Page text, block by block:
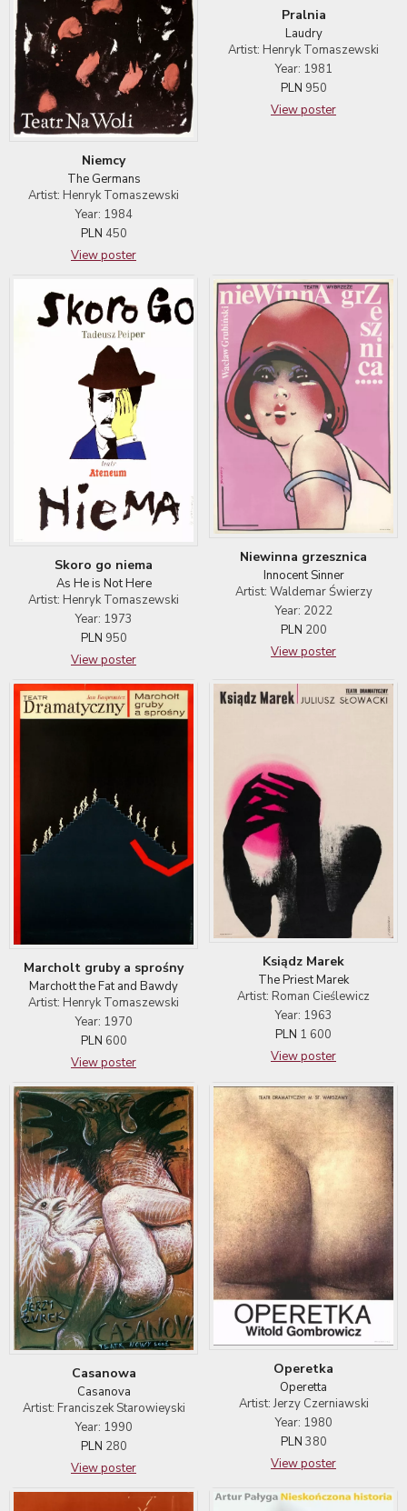
Niemcy
The Germans
Artist: Henryk Tomaszewski
Year: 1984
PLN 450
View poster
Pralnia
Laudry
Artist: Henryk Tomaszewski
Year: 1981
PLN 950
View poster
Skoro go niema
As He is Not Here
Artist: Henryk Tomaszewski
Year: 1973
PLN 950
View poster
Niewinna grzesznica
Innocent Sinner
Artist: Waldemar Świerzy
Year: 2022
PLN 200
View poster
Marcholt gruby a sprośny
Marchołt the Fat and Bawdy
Artist: Henryk Tomaszewski
Year: 1970
PLN 600
View poster
Ksiądz Marek
The Priest Marek
Artist: Roman Cieślewicz
Year: 1963
PLN 1 600
View poster
Casanowa
Casanova
Artist: Franciszek Starowieyski
Year: 1990
PLN 280
View poster
Operetka
Operetta
Artist: Jerzy Czerniawski
Year: 1980
PLN 380
View poster